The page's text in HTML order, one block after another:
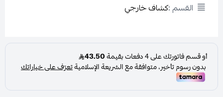
القسم :كشاف خارجي